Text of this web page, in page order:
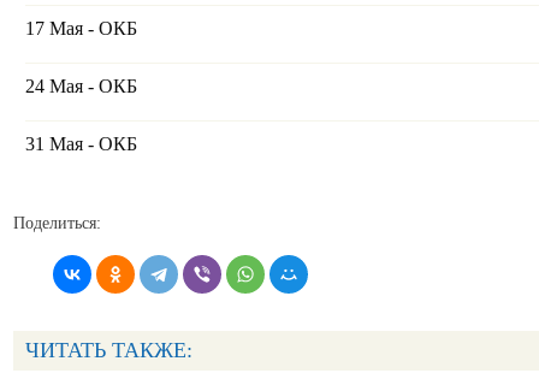
17 Мая - ОКБ
24 Мая - ОКБ
31 Мая - ОКБ
Поделиться:
ЧИТАТЬ ТАКЖЕ: